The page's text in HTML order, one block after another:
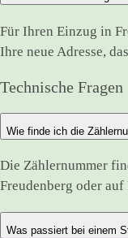
Für Ihren Einzug in
Ihre neue Adresse,
Technische Fragen
Wie finde ich die
Die Zählernummer
Freudenberg oder
Was passiert bei einem